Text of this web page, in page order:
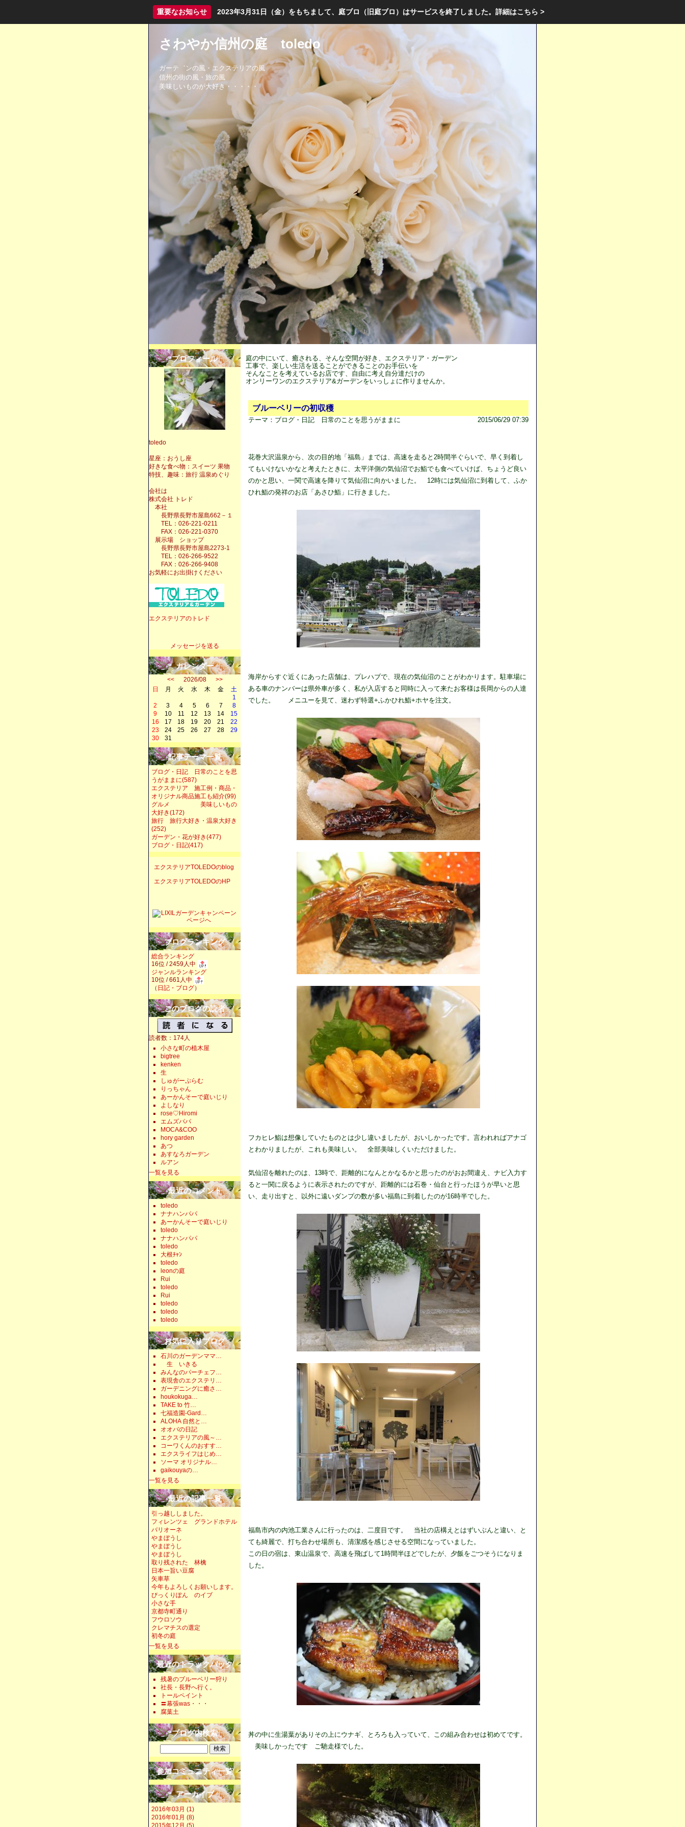
重要なお知らせ 2023年3月31日（金）をもちまして、庭ブロ（旧庭ブロ）はサービスを終了しました。 詳細はこちら >
さわやか信州の庭 toledo
ガーテ゛ンの風・エクステリアの風
信州の街の風・旅の風
美味しいものが大好き・・・・・
庭の中にいて、癒される、そんな空間が好き、エクステリア・ガーデン
工事で、楽しい生活を送ることができることのお手伝いを
そんなことを考えているお店です、自由に考え自分達だけの
オンリーワンのエクステリア&ガーデンをいっしょに作りませんか。
ブルーベリーの初収穫
テーマ： ブログ・日記 日常のことを思うがままに 2015/06/29 07:39
花巻大沢温泉から、次の目的地「福島」までは、高速を走ると2時間半ぐらいで、早く到着し
てもいけないかなと考えたときに、太平洋側の気仙沼でお鮨でも食べていけば、ちょうど良い
のかと思い、一関で高速を降りて気仙沼に向かいました。 12時には気仙沼に到着して、ふか
ひれ鮨の発祥のお店「あさひ鮨」に行きました。
海岸からすぐ近くにあった店舗は、プレハブで、現在の気仙沼のことがわかります。駐車場に
ある車のナンバーは県外車が多く、私が入店すると同時に入って来たお客様は長岡からの人達
でした。 メニユーを見て、迷わず特選+ふかひれ鮨+ホヤを注文。
フカヒレ鮨は想像していたものとは少し違いましたが、おいしかったです。言われればアナゴ
とわかりましたが、これも美味しい。 全部美味しくいただけました。
気仙沼を離れたのは、13時で、距離的になんとかなるかと思ったのがおお間違え、ナビ入力す
ると一関に戻るように表示されたのですが、距離的には石巻・仙台と行ったほうが早いと思
い、走り出すと、以外に遠いダンプの数が多い福島に到着したのが16時半でした。
福島市内の内池工業さんに行ったのは、二度目です。 当社の店構えとはずいぶんと違い、と
ても綺麗で、打ち合わせ場所も、清潔感を感じさせる空間になっていました。
この日の宿は、東山温泉で、高速を飛ばして1時間半ほどでしたが、夕飯をごつそうになりま
した。
丼の中に生湯葉がありその上にウナギ、とろろも入っていて、この組み合わせは初めてです。
美味しかったです ご馳走様でした。
プロフィール
toledo
星座：おうし座
好きな食べ物：スイーツ 果物
特技、趣味：旅行 温泉めぐり
会社は
株式会社 トレド
本社
長野県長野市屋島662－１
TEL：026-221-0211
FAX：026-221-0370
展示場 ショップ
長野県長野市屋島2273-1
TEL：026-266-9522
FAX：026-266-9408
お気軽にお出掛けください
エクステリアのトレド
メッセージを送る
カレンダー
<<2026/08 >>
日
月 火 水 木 金
土
1
2
3 4 5 6 7
8
9
10 11 12 13 14
15
16
17 18 19 20 21
22
23
24 25 26 27 28
29
30
31
記事テーマ一覧
ブログ・日記 日常のことを思
うがままに(587)
エクステリア 施工例・商品・
オリジナル商品施工も紹介(99)
グルメ 美味しいもの
大好き(172)
旅行 旅行大好き・温泉大好き
(252)
ガーデン・花が好き(477)
ブログ・日記(417)
エクステリアTOLEDOのblog
エクステリアTOLEDOのHP
ブログランキング
総合ランキング
16位 / 2459人中
ジャンルランキング
10位 / 661人中
（ 日記・ブログ）
このブログの読者
読者数：174人
小さな町の植木屋
bigtree
kenken
生
しゅがーぷらむ
りっちゃん
あーかんそーで庭いじり
よしなり
rose♡Hiromi
エムズパパ
MOCA&COO
hory garden
あつ
あすなろガーデン
ルアン
一覧を見る
最近のコメント
toledo
ナナハンパパ
あーかんそーで庭いじり
toledo
ナナハンパパ
toledo
大根ﾁｬﾝ
toledo
leonの庭
Rui
toledo
Rui
toledo
toledo
toledo
お気に入りブログ
石川のガーデンママ…
生 いきる
みんなのパーチェフ…
表現舎のエクステリ…
ガーデニングに癒さ…
houkokuga…
TAKE to 竹…
七福造園-Gard…
ALOHA 自然と…
オオバの日記
エクステリアの風～…
コーワくんのおすす…
エクスライフはじめ…
ソーマ オリジナル…
gaikouyaの…
一覧を見る
最近の記事一覧
引っ越ししました。
フィレンツェ グランドホテル
バリオーネ
やまぼうし
やまぼうし
やまぼうし
取り残された 林檎
日本一旨い豆腐
矢車草
今年もよろしくお願いします。
びっくりぽん のイブ
小さな手
京都寺町通り
フウロソウ
クレマチスの選定
初冬の庭
一覧を見る
最近のトラックバック
残暑のブルーベリー狩り
社長・長野へ行く。
トールペイント
〓幕張was・・・
腐葉土
ブログ内検索
参加コミュニティ一覧
アーカイブ
2016年03月 (1)
2016年01月 (8)